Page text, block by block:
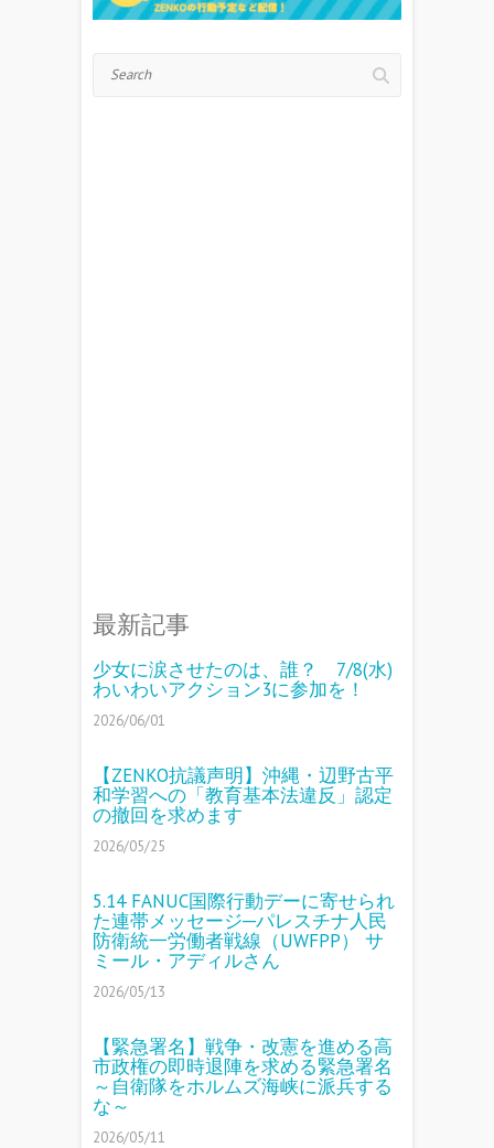
最新記事
少女に涙させたのは、誰？ 7/8(水)
わいわいアクション3に参加を！
2026/06/01
【ZENKO抗議声明】沖縄・辺野古平
和学習への「教育基本法違反」認定
の撤回を求めます
2026/05/25
5.14 FANUC国際行動デーに寄せられ
た連帯メッセージ─パレスチナ人民
防衛統一労働者戦線（UWFPP） サ
ミール・アディルさん
2026/05/13
【緊急署名】戦争・改憲を進める高
市政権の即時退陣を求める緊急署名
～自衛隊をホルムズ海峡に派兵する
な～
2026/05/11